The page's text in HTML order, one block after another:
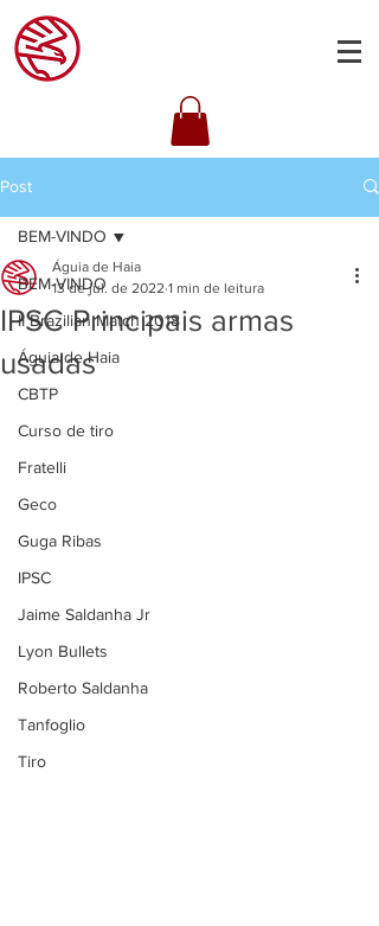
Post
BEM-VINDO
II Brazilian Match 2018
Águia de Haia
CBTP
Curso de tiro
Fratelli
Geco
Guga Ribas
IPSC
Jaime Saldanha Jr
Lyon Bullets
Roberto Saldanha
Tanfoglio
Tiro
BEM-VINDO
IPSC Principais armas
usadas
Águia de Haia
13 de jul. de 2022 1 min de leitura